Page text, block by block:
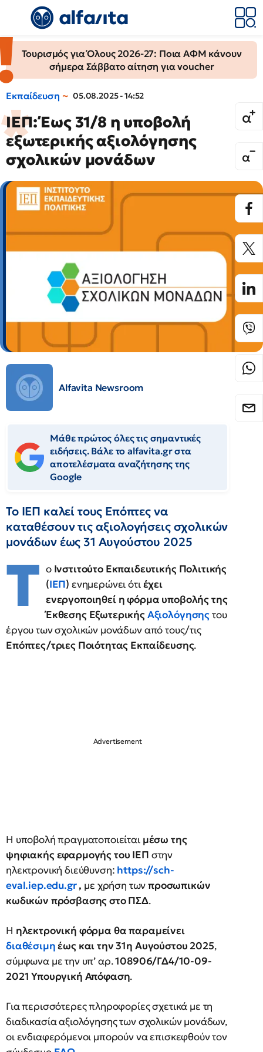
Τουρισμός για Όλους 2026-27: Ποια ΑΦΜ κάνουν
σήμερα Σάββατο αίτηση για voucher
Εκπαίδευση 05.08.2025 - 14:52
ΙΕΠ: Έως 31/8 η υποβολή
εξωτερικής αξιολόγησης
σχολικών μονάδων
Alfavita Newsroom
Μάθε πρώτος όλες τις σημαντικές
ειδήσεις. Βάλε το alfavita.gr στα
αποτελέσματα αναζήτησης της
Google
Το ΙΕΠ καλεί τους Επόπτες να
καταθέσουν τις αξιολογήσεις σχολικών
μονάδων έως 31 Αυγούστου 2025
Τ ο Ινστιτούτο Εκπαιδευτικής Πολιτικής
(ΙΕΠ) ενημερώνει ότιέχει
ενεργοποιηθεί η φόρμα υποβολής της
Έκθεσης ΕξωτερικήςΑξιολόγησηςτου
έργου των σχολικών μονάδων από τους/τις
Επόπτες/τριες Ποιότητας Εκπαίδευσης.
Η υποβολή πραγματοποιείται μέσω της
ψηφιακής εφαρμογής του ΙΕΠ στην
ηλεκτρονική διεύθυνση: https://sch-
eval.iep.edu.gr, με χρήση τωνπροσωπικών
κωδικών πρόσβασης στο ΠΣΔ.
Η ηλεκτρονική φόρμα θα παραμείνει
διαθέσιμηέως και την 31η Αυγούστου 2025,
σύμφωνα με την υπ’ αρ.108906/ΓΔ4/10-09-
2021 Υπουργική Απόφαση.
Για περισσότερες πληροφορίες σχετικά με τη
διαδικασία αξιολόγησης των σχολικών μονάδων,
οι ενδιαφερόμενοι μπορούν να επισκεφθούν τον